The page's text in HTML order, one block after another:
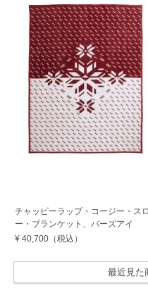
チャッピーラップ・コージー・スロ
ー・ブランケット、バーズアイ
¥ 40,700（税込）
最近見た